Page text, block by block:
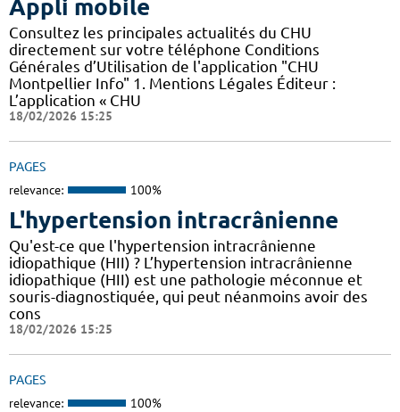
Appli mobile
Consultez les principales actualités du CHU
directement sur votre téléphone Conditions
Générales d’Utilisation de l'application "CHU
Montpellier Info" 1. Mentions Légales Éditeur :
L’application « CHU
18/02/2026 15:25
PAGES
relevance: 100%
L'hypertension intracrânienne
Qu'est-ce que l'hypertension intracrânienne
idiopathique (HII) ? L’hypertension intracrânienne
idiopathique (HII) est une pathologie méconnue et
souris-diagnostiquée, qui peut néanmoins avoir des
cons
18/02/2026 15:25
PAGES
relevance: 100%